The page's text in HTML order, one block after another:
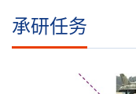
承研任务